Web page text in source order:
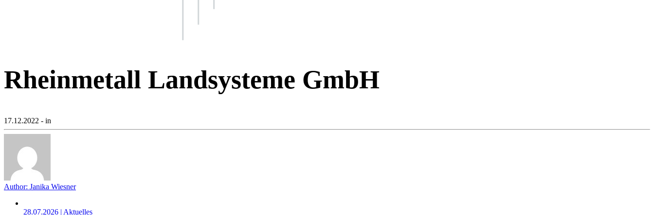
Rheinmetall Landsysteme GmbH
17.12.2022 - in
Author: Janika Wiesner
28.07.2026 | Aktuelles